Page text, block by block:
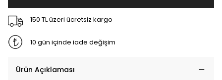
150 TL üzeri ücretsiz kargo
10 gün içinde iade değişim
Ürün Açıklaması